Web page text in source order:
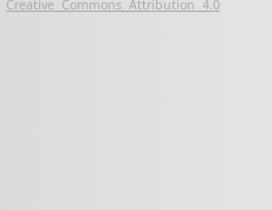
Creative Commons Attribution 4.0